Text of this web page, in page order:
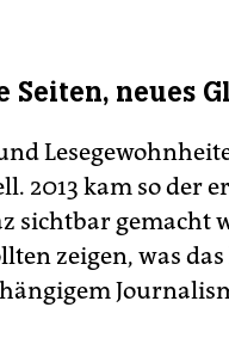
Seiten, neues
2013 kam so der
sichtbar gemacht
zeigen, was